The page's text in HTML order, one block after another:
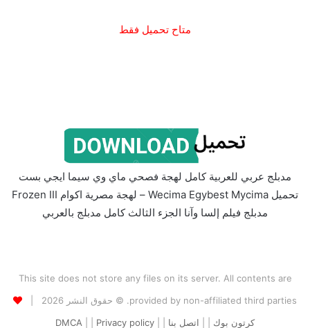
متاح تحميل فقط
مدبلج عربي للعربية كامل لهجة فصحي ماي وي سيما ايجي بست
تحميل Wecima Egybest Mycima – لهجة مصرية اكوام Frozen III
مدبلج فيلم إلسا وآنا الجزء الثالث كامل مدبلج بالعربي
This site does not store any files on its server. All contents are
provided by non-affiliated third parties. © حقوق النشر 2026 |
كرتون بوك
اتصل بنا DMCA Privacy policy